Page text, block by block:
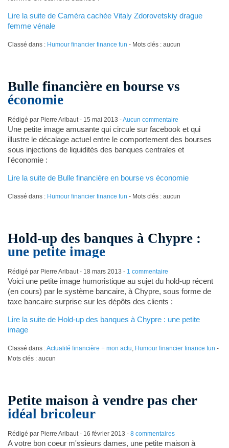
Lire la suite de Caméra cachée Vitaly Zdorovetskiy drague
femme vénale
Classé dans : Humour financier finance fun - Mots clés : aucun
Bulle financière en bourse vs
économie
Rédigé par Pierre Aribaut - 15 mai 2013 -Aucun commentaire
Une petite image amusante qui circule sur facebook et qui
illustre le décalage actuel entre le comportement des bourses
sous injections de liquidités des banques centrales et
l'économie :
Lire la suite de Bulle financière en bourse vs économie
Classé dans : Humour financier finance fun - Mots clés : aucun
Hold-up des banques à Chypre :
une petite image
Rédigé par Pierre Aribaut - 18 mars 2013 - 1 commentaire
Voici une petite image humoristique au sujet du hold-up récent
(en cours) par le système bancaire, à Chypre, sous forme de
taxe bancaire surprise sur les dépôts des clients :
Lire la suite de Hold-up des banques à Chypre : une petite
image
Classé dans :Actualité financière + mon actu, Humour financier finance fun -
Mots clés : aucun
Petite maison à vendre pas cher
idéal bricoleur
Rédigé par Pierre Aribaut - 16 février 2013 - 8 commentaires
A votre bon coeur m'ssieurs dames, une petite maison à